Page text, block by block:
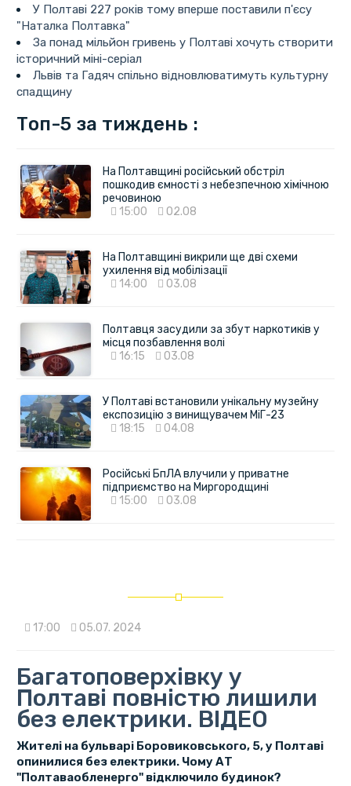
У Полтаві 227 років тому вперше поставили п'єсу
"Наталка Полтавка"
За понад мільйон гривень у Полтаві хочуть створити
історичний міні-серіал
Львів та Гадяч спільно відновлюватимуть культурну
спадщину
Топ-5 за тиждень :
На Полтавщині російський обстріл
пошкодив ємності з небезпечною хімічною
речовиною
15:00
02.08
На Полтавщині викрили ще дві схеми
ухилення від мобілізації
14:00
03.08
Полтавця засудили за збут наркотиків у
місця позбавлення волі
16:15
03.08
У Полтаві встановили унікальну музейну
експозицію з винищувачем МіГ-23
18:15
04.08
Російські БпЛА влучили у приватне
підприємство на Миргородщині
15:00
03.08
17:00 05.07. 2024
Багатоповерхівку у
Полтаві повністю лишили
без електрики. ВІДЕО
Жителі на бульварі Боровиковського, 5, у Полтаві
опинилися без електрики. Чому АТ
"Полтаваобленерго" відключило будинок?